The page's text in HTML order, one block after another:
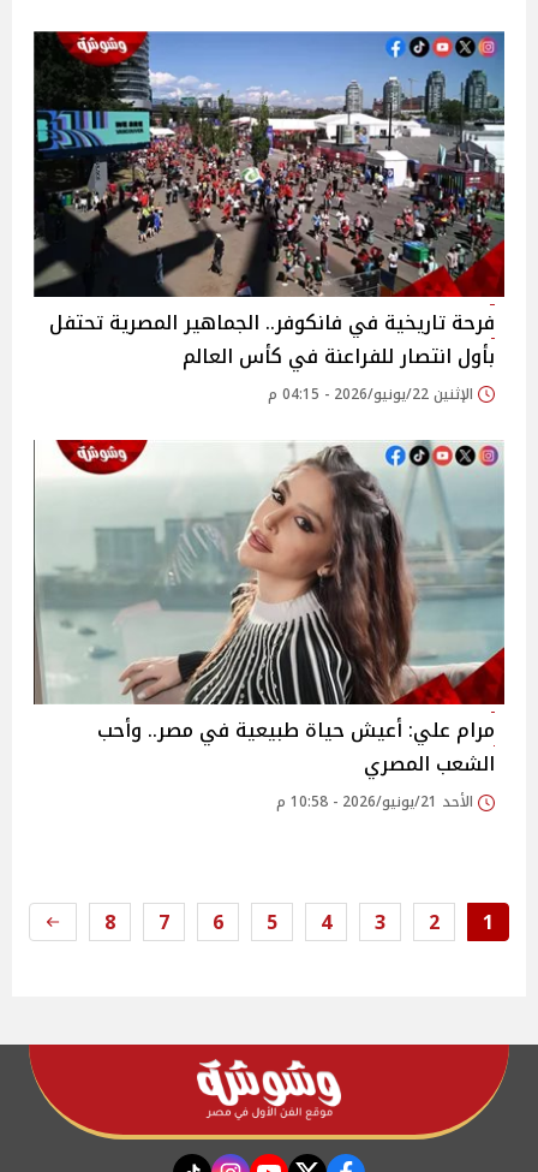
فرحة تاريخية في فانكوفر.. الجماهير المصرية تحتفل
بأول انتصار للفراعنة في كأس العالم
الإثنين 22/يونيو/2026 - 04:15 م
مرام علي: أعيش حياة طبيعية في مصر.. وأحب
الشعب المصري
الأحد 21/يونيو/2026 - 10:58 م
1
2
3
4
5
6
7
8